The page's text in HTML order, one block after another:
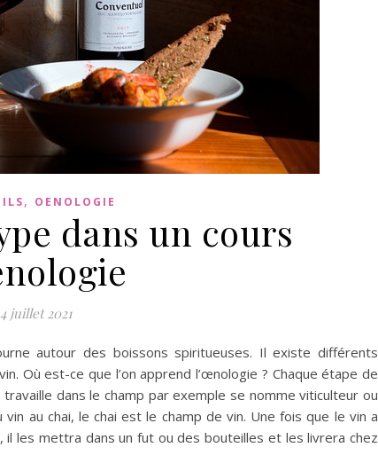
, OENOLOGIE
dans un cours
4 juillet 2021
autour des boissons spiritueuses. Il existe différents
Où est-ce que l’on apprend l’œnologie ? Chaque étape de
dans le champ par exemple se nomme viticulteur ou
au chai, le chai est le champ de vin. Une fois que le vin a
les mettra dans un fut ou des bouteilles et les livrera chez